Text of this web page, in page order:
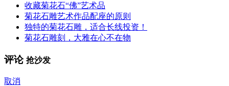
收藏菊花石“佛”艺术品
菊花石雕艺术作品配座的原则
独特的菊花石雕，适合长线投资！
菊花石雕刻，大雅在心不在物
评论 抢沙发
取消